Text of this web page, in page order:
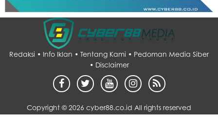
Redaksi • Info Iklan • Tentang Kami • Pedoman Media Siber
• Disclaimer
Copyright ©2026 cyber88.co.id All rights reserved